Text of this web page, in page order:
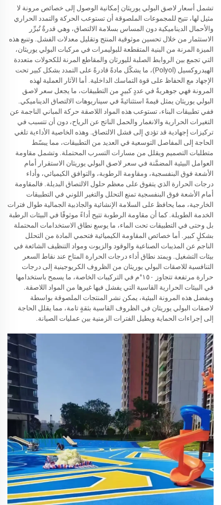
تشمل أسعار لاصق البولي يوريثان إمكانية الوصول إلى خصائص مرونة لا
مثيل لها، تتيح للمجموعات الملصوقة أن تستوعب الحركة والتمدد الحراري
والأحمال الديناميكية دون المساس بسلامة الالتصاق، وهي قدرةٌ تُبرِّر
الاستثمار من خلال تحسين موثوقية المنتج وتقليل معدلات الفشل. وتنبع هذه
الميزة المرنة من البنية المتقطعة للبوليمرات في مركبات البولي يوريثان،
التي تجمع بين الروابط الصلبة لليورثان والمقاطع المرنة للكحولات متعددة
الهيدروكسيل (Polyol)، ما يشكّل مادةً قادرةً على التمدد بشكل كبير تحت
الإجهاد مع الحفاظ على قوة التماسك الداخلية. أما الآثار العملية لهذه
المرونة فهي جوهريةٌ في عددٍ كبيرٍ من التطبيقات، ما يجعل سعر لاصق
البولي يوريثان يمثل قيمةً استثنائيةً في سيناريوهات الالتصاق الديناميكي.
ففي تطبيقات البناء، تستوعب هذه المواد اللاصقة حركة المباني الناجمة عن
التغيرات الحرارية والانغمار والحمل الناتج عن الرياح، دون أن تتسبب في
تركيزات إجهادية قد تؤدي إلى فشل الالتصاق. وهذه الخاصية الأداءية تلغي
الحاجة إلى المفاصل التوسعية في العديد من التطبيقات، مما يبسّط
متطلبات التصميم ويقلل من مسارات التسرب المحتملة. وتشمل مقاومة
العوامل البيئية المضمَّنة في سعر لاصق البولي يوريثان الاستقرار أمام
الأشعة فوق البنفسجية، ومقاومة الرطوبة، والتوافق الكيميائي، وأداء
درجات الحرارة الذي يتفوق على معظم حلول الالتصاق البديلة. فالمقاومة
أمام الأشعة فوق البنفسجية تمنع التحلل والتغير اللوني في التطبيقات
الخارجية، مما يحافظ على السلامة الإنشائية والجاذبية الجمالية طوال فترات
الخدمة الطويلة. كما أن مقاومة الرطوبة تتيح أداءً موثوقًا في البيئات الرطبة
بل وحتى في التطبيقات تحت الماء، ما يوسع نطاق الاستخدامات المحتملة
بشكلٍ كبير. أما خصائص المقاومة الكيميائية فتحمي المادة من التحلل
الناجم عن المذيبات الصناعية والوقود والزيوت ومواد التنظيف الشائعة في
بيئات التشغيل. ويمتد نطاق أداء درجات الحرارة المتاح عند نقاط السعر
التنافسية للاصقات البولي يوريثان من الظروف الكريوجينية إلى درجات
حرارة مرتفعة تتجاوز ١٥٠°م في التركيبات الخاصة، ما يسمح باستخدامها
في البيئات الحرارية القاسية التي يفشل فيها غيرها من المواد اللاصقة.
وبفضل هذه المرونة البيئية، يمكن نشر المنتجات الملصوقة بواسطة
لاصقات البولي يوريثان في الظروف القاسية بثقةٍ تامة، مما يقلل الحاجة
إلى إجراءات الحماية ويطيل الفترات الزمنية بين عمليات الصيانة.